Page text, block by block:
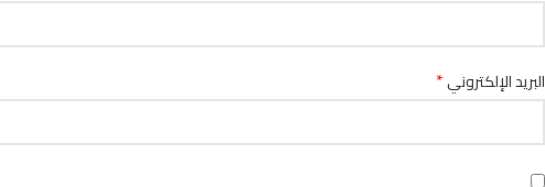
البريد الإلكتروني*